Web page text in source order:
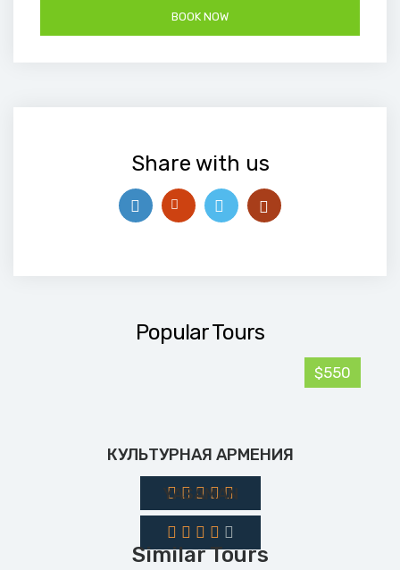
Share with us
Popular Tours
$550
КУЛЬТУРНАЯ АРМЕНИЯ
YASAMAN
Similar Tours